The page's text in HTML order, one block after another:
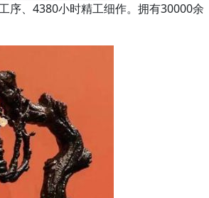
序、4380小时精工细作。拥有30000余